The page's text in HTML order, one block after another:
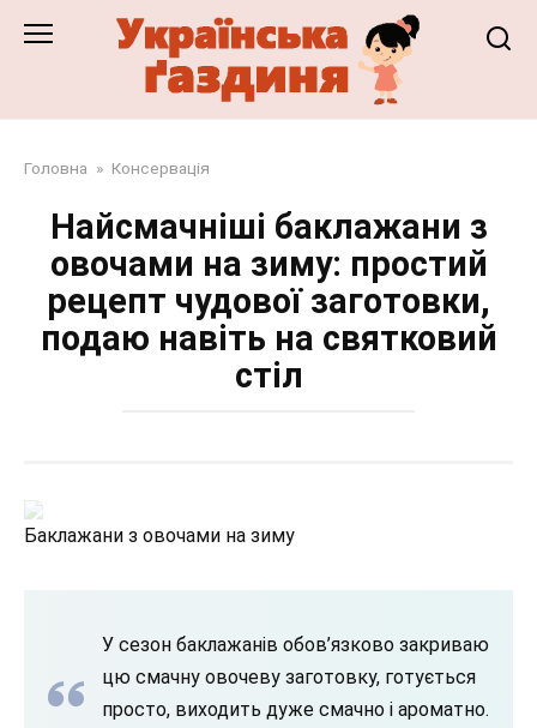
Головна » Консервація
Найсмачніші баклажани з
овочами на зиму: простий
рецепт чудової заготовки,
подаю навіть на святковий
стіл
Баклажани з овочами на зиму
У сезон баклажанів обов’язково закриваю
цю смачну овочеву заготовку, готується
просто, виходить дуже смачно і ароматно.